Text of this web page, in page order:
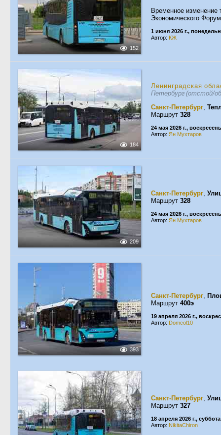
152
Временное изменение
Экономического
1 июня 2026 г.,
Автор: КЖ
184
Ленинградская
Петербург (отстой/
Санкт-Петербург,
Маршрут 328
24 мая 2026 г.,
Автор: Ян Мухтаров
209
Санкт-Петербург,
Маршрут 328
24 мая 2026 г.,
Автор: Ян Мухтаров
393
Санкт-Петербург,
Маршрут 400э
19 апреля 2026 г.,
Автор: Domcol10
Санкт-Петербург,
Маршрут 327
18 апреля 2026 г., суббота
Автор: NikitaChiron